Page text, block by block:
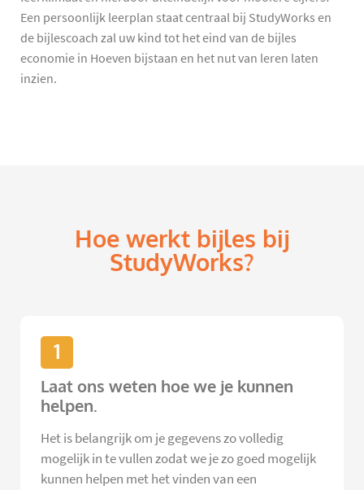
Een persoonlijk leerplan staat centraal bij StudyWorks en
de bijlescoach zal uw kind tot het eind van de bijles
economie in Hoeven bijstaan en het nut van leren laten
inzien.
Hoe werkt bijles bij
StudyWorks?
1
Laat ons weten hoe we je kunnen
helpen.
Het is belangrijk om je gegevens zo volledig
mogelijk in te vullen zodat we je zo goed mogelijk
kunnen helpen met het vinden van een